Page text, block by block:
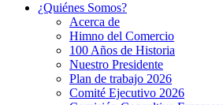
¿Quiénes Somos?
Acerca de
Himno del Comercio
100 Años de Historia
Nuestro Presidente
Plan de trabajo 2026
Comité Ejecutivo 2026